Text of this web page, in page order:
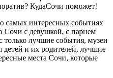
КудаСочи поможет!
самых интересных событиях
Сочи с девушкой, с парнем
лучшие события, музеи
и их родителей, лучшие
места Сочи, которые